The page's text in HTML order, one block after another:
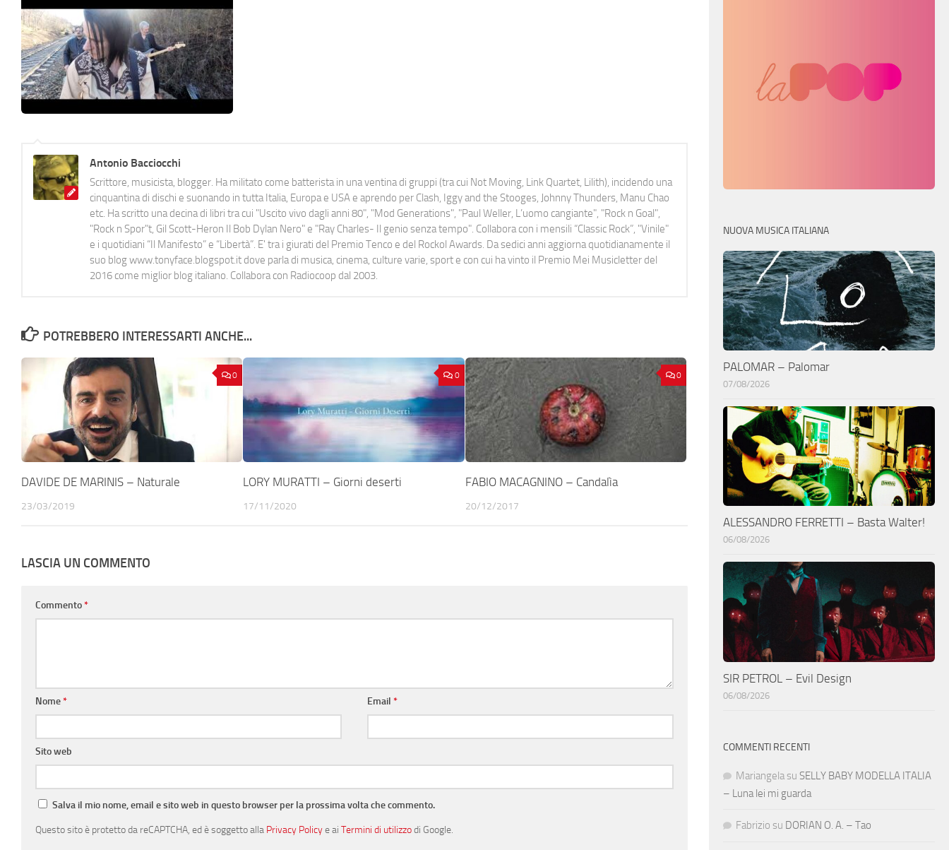
Antonio Bacciocchi
Scrittore, musicista, blogger. Ha militato come batterista in una ventina di gruppi (tra cui Not Moving, Link Quartet, Lilith), incidendo una
cinquantina di dischi e suonando in tutta Italia, Europa e USA e aprendo per Clash, Iggy and the Stooges, Johnny Thunders, Manu Chao
etc. Ha scritto una decina di libri tra cui "Uscito vivo dagli anni 80", "Mod Generations", "Paul Weller, L’uomo cangiante", "Rock n Goal",
"Rock n Spor"t, Gil Scott-Heron Il Bob Dylan Nero" e "Ray Charles- Il genio senza tempo". Collabora con i mensili “Classic Rock”, "Vinile"
e i quotidiani “Il Manifesto” e “Libertà”. E' tra i giurati del Premio Tenco e del Rockol Awards. Da sedici anni aggiorna quotidianamente il
suo blog www.tonyface.blogspot.it dove parla di musica, cinema, culture varie, sport e con cui ha vinto il Premio Mei Musicletter del
2016 come miglior blog italiano. Collabora con Radiocoop dal 2003.
POTREBBERO INTERESSARTI ANCHE...
0
DAVIDE DE MARINIS – Naturale
23/03/2019
0
LORY MURATTI – Giorni deserti
17/11/2020
0
FABIO MACAGNINO – Candalìa
20/12/2017
LASCIA UN COMMENTO
Commento*
Nome* Email*
Sito web
Salva il mio nome, email e sito web in questo browser per la prossima volta che commento.
Questo sito è protetto da reCAPTCHA, ed è soggetto alla Privacy Policye ai Termini di utilizzodi Google.
NUOVA MUSICA ITALIANA
PALOMAR – Palomar
07/08/2026
ALESSANDRO FERRETTI – Basta Walter!
06/08/2026
SIR PETROL – Evil Design
06/08/2026
COMMENTI RECENTI
Mariangela su SELLY BABY MODELLA ITALIA
– Luna lei mi guarda
Fabrizio su DORIAN O. A. – Tao